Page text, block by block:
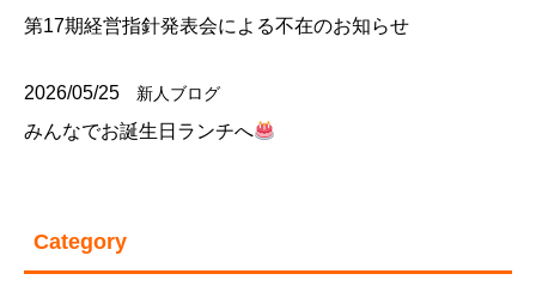
第17期経営指針発表会による不在のお知らせ
2026/05/25 新人ブログ
みんなでお誕生日ランチへ
Category